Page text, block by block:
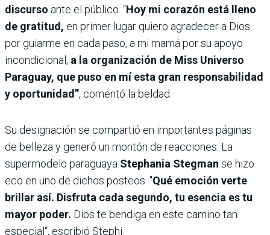
discurso ante el público. “Hoy mi corazón está lleno
de gratitud, en primer lugar quiero agradecer a Dios
por guiarme en cada paso, a mi mamá por su apoyo
incondicional, a la organización de Miss Universo
Paraguay, que puso en mí esta gran responsabilidad
y oportunidad”, comentó la beldad.
Su designación se compartió en importantes páginas
de belleza y generó un montón de reacciones. La
supermodelo paraguaya Stephania Stegman se hizo
eco en uno de dichos posteos. "Qué emoción verte
brillar así. Disfruta cada segundo, tu esencia es tu
mayor poder. Dios te bendiga en este camino tan
especial“, escribió Stephi.